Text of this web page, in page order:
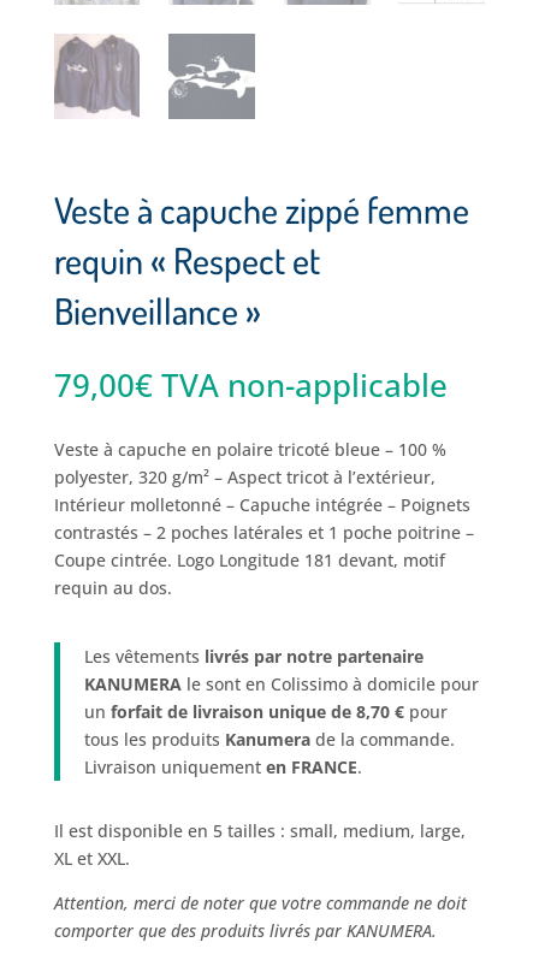
Veste à capuche zippé femme
requin « Respect et
Bienveillance »
79,00€ TVA non-applicable
Veste à capuche en polaire tricoté bleue – 100 %
polyester, 320 g/m² – Aspect tricot à l’extérieur,
Intérieur molletonné – Capuche intégrée – Poignets
contrastés – 2 poches latérales et 1 poche poitrine –
Coupe cintrée. Logo Longitude 181 devant, motif
requin au dos.
Les vêtements livrés par notre partenaire
KANUMERAle sont en Colissimo à domicile pour
un forfait de livraison unique de 8,70 €pour
tous les produits Kanumerade la commande.
Livraison uniquement en FRANCE.
Il est disponible en 5 tailles : small, medium, large,
XL et XXL.
Attention, merci de noter que votre commande ne doit
comporter que des produits livrés par KANUMERA.